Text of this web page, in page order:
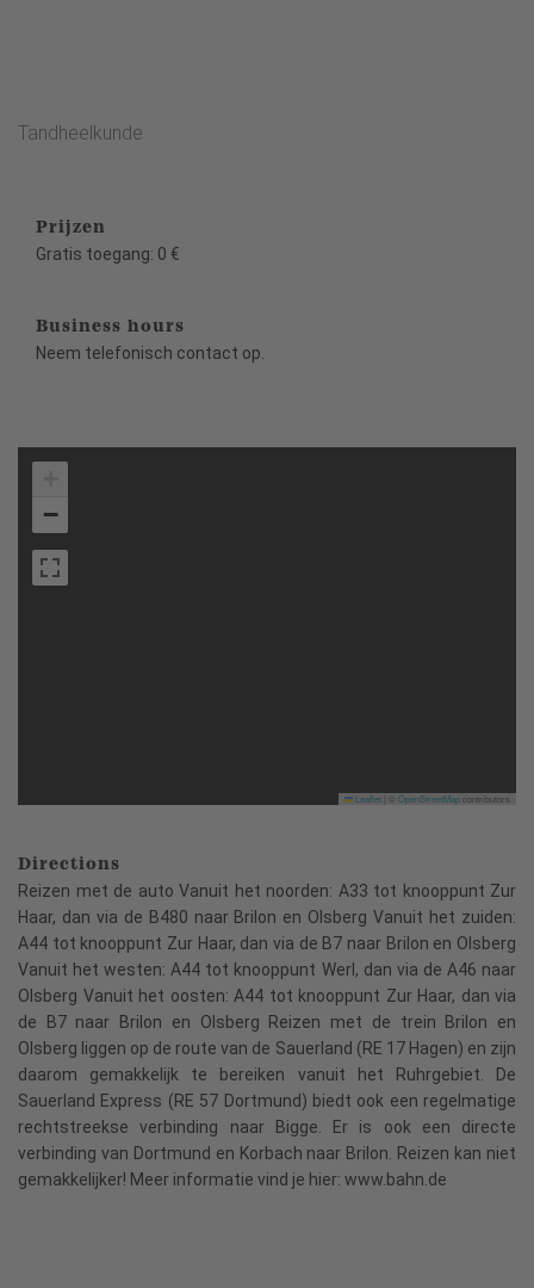
Tandheelkunde
Prijzen
Gratis toegang: 0 €
Business hours
Neem telefonisch contact op.
−
Leaflet OpenStreetMapcontributors
Directions
Reizen met de auto Vanuit het noorden: A33 tot knooppunt Zur
Haar, dan via de B480 naar Brilon en Olsberg Vanuit het zuiden:
A44 tot knooppunt Zur Haar, dan via de B7 naar Brilon en Olsberg
Vanuit het westen: A44 tot knooppunt Werl, dan via de A46 naar
Olsberg Vanuit het oosten: A44 tot knooppunt Zur Haar, dan via
de B7 naar Brilon en Olsberg Reizen met de trein Brilon en
Olsberg liggen op de route van de Sauerland (RE 17 Hagen) en zijn
daarom gemakkelijk te bereiken vanuit het Ruhrgebiet. De
Sauerland Express (RE 57 Dortmund) biedt ook een regelmatige
rechtstreekse verbinding naar Bigge. Er is ook een directe
verbinding van Dortmund en Korbach naar Brilon. Reizen kan niet
gemakkelijker! Meer informatie vind je hier: www.bahn.de